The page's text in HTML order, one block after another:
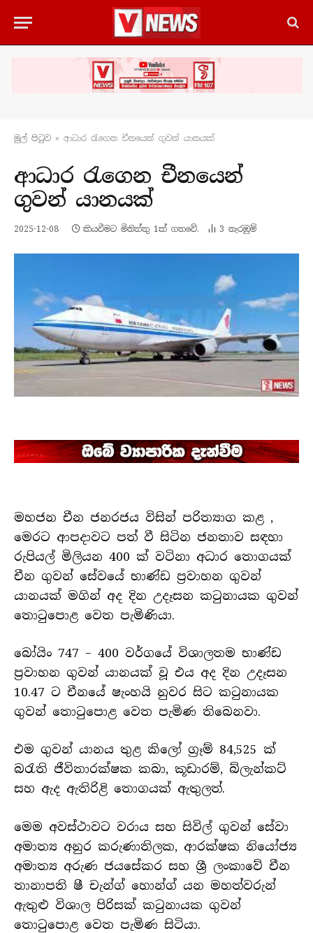
මුල් පිටු​ව » ආධාර රැගෙන චීනයෙන් ගුවන් යානයක්
ආධාර රැගෙන චීනයෙන්
ගුවන් යානයක්
2025-12-08 කියවීමට මිනිත්තු 1ක් ගතවේ. 3 නැරඹු​ම්
මහජන චීන ජනරජය විසින් පරිත්‍යාග කළ ,
මෙරට ආපදාවට පත් වී සිටින ජනතාව සඳහා
රුපියල් මිලියන 400 ක් වටිනා අධාර තොගයක්
චීන ගුවන් සේවයේ භාණ්ඩ ප්‍රවාහන ගුවන්
යානයක් මගින් අද දින උදෑසන කටුනායක ගුවන්
තොටුපොළ වෙත පැමිණියා.
බෝයිං 747 – 400 වර්ගයේ විශාලතම භාණ්ඩ
ප්‍රවාහන ගුවන් යානයක් වූ එය අද දින උදෑසන
10.47 ට චීනයේ ෂැංහයි නුවර සිට කටුනායක
ගුවන් තොටුපොළ වෙත පැමිණ තිබෙනවා.
එම ගුවන් යානය තුළ කිලෝ ග්‍රෑම් 84,525 ක්
බරැති ජීවිතාරක්ෂක කබා, කූඩාරම්, බ්ලැන්කට්
සහ ඇද ඇතිරිළි තොගයක් ඇතුලත්.
මෙම අවස්ථාවට වරාය සහ සිවිල් ගුවන් සේවා
අමාත්‍ය අනුර කරුණාතිලක, ආරක්ෂක නියෝජ්‍ය
අමාත්‍ය අරුණ ජයසේකර සහ ශ්‍රී ලංකාවේ චීන
තානාපති ෂී චැන්ග් හොන්ග් යන මහත්වරුන්
ඇතුළු විශාල පිරිසක් කටුනායක ගුවන්
තොටුපොළ වෙත පැමිණ සිටියා.